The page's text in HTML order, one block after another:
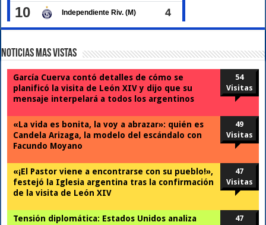
Noticias Mas Vistas
García Cuerva contó detalles de cómo se
planificó la visita de León XIV y dijo que su
mensaje interpelará a todos los argentinos
54
Visitas
«La vida es bonita, la voy a abrazar»: quién es
Candela Arizaga, la modelo del escándalo con
Facundo Moyano
49
Visitas
«¡El Pastor viene a encontrarse con su pueblo!»,
festejó la Iglesia argentina tras la confirmación
de la visita de León XIV
47
Visitas
Tensión diplomática: Estados Unidos analiza
47